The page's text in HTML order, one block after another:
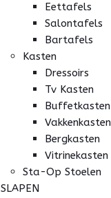
Eettafels
Salontafels
Bartafels
Kasten
Dressoirs
Tv Kasten
Buffetkasten
Vakkenkasten
Bergkasten
Vitrinekasten
Sta-Op Stoelen
SLAPEN